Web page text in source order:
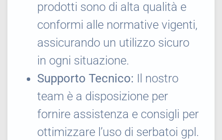
prodotti sono di alta qualità e
conformi alle normative vigenti,
assicurando un utilizzo sicuro
in ogni situazione.
Supporto Tecnico: Il nostro
team è a disposizione per
fornire assistenza e consigli per
ottimizzare l’uso di serbatoi gpl.